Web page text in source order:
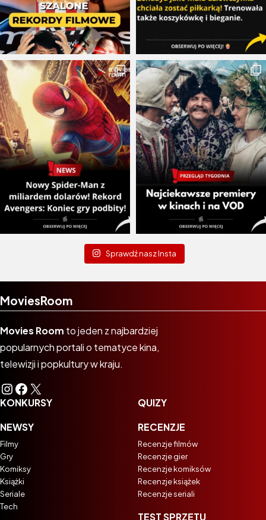
Sprawdź nasz Insta
MoviesRoom
Movies Room to jeden z najbardziej
popularnych portali o tematyce kina,
telewizji i popkultury w kraju.
Instagram
Facebook
X
KONKURSY
NEWSY
Filmy
Gry
Komiksy
Książki
Seriale
Tech
QUIZY
RECENZJE
Recenzje filmów
Recenzje gier
Recenzje komiksów
Recenzje książek
Recenzje seriali
TEST SPRZĘTU